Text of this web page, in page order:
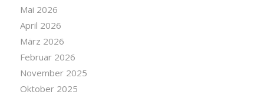
Mai 2026
April 2026
März 2026
Februar 2026
November 2025
Oktober 2025